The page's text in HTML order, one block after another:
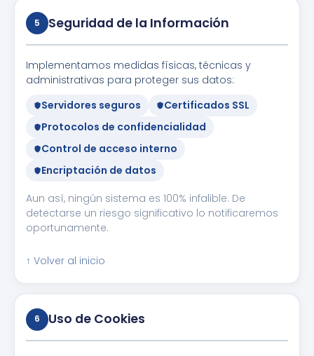
5 Seguridad de la Información
Implementamos medidas físicas, técnicas y
administrativas para proteger sus datos:
Servidores seguros
Certificados SSL
Protocolos de confidencialidad
Control de acceso interno
Encriptación de datos
Aun así, ningún sistema es 100% infalible. De
detectarse un riesgo significativo lo notificaremos
oportunamente.
↑ Volver al inicio
6 Uso de Cookies